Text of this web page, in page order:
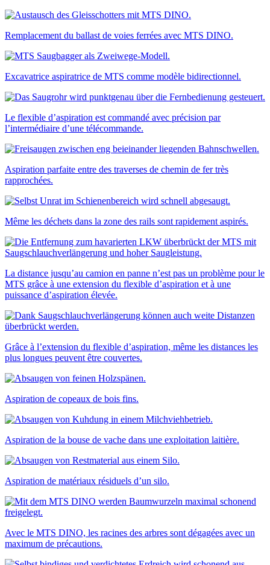
Remplacement du ballast de voies ferrées avec MTS DINO.
Excavatrice aspiratrice de MTS comme modèle bidirectionnel.
Le flexible d’aspiration est commandé avec précision par
l’intermédiaire d’une télécommande.
Aspiration parfaite entre des traverses de chemin de fer très
rapprochées.
Même les déchets dans la zone des rails sont rapidement aspirés.
La distance jusqu’au camion en panne n’est pas un problème pour le
MTS grâce à une extension du flexible d’aspiration et à une
puissance d’aspiration élevée.
Grâce à l’extension du flexible d’aspiration, même les distances les
plus longues peuvent être couvertes.
Aspiration de copeaux de bois fins.
Aspiration de la bouse de vache dans une exploitation laitière.
Aspiration de matériaux résiduels d’un silo.
Avec le MTS DINO, les racines des arbres sont dégagées avec un
maximum de précautions.